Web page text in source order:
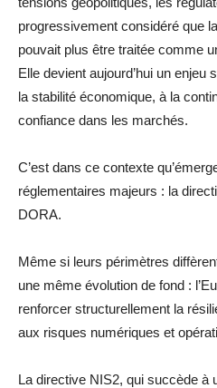
progressivement considéré que
pouvait plus être traitée comme
Elle devient aujourd’hui un enjeu
la stabilité économique, à la
confiance dans les marchés.
C’est dans ce contexte
réglementaires majeurs : la
DORA.
Même si leurs périmètres
une même évolution de fond :
renforcer structurellement la
aux risques numériques et
La directive NIS2, qui succède à